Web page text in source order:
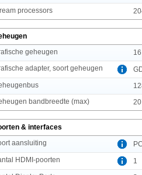
processors
geheugen
adapter, soort geheugen
bandbreedte (max)
& interfaces
aansluiting
HDMI-poorten
1